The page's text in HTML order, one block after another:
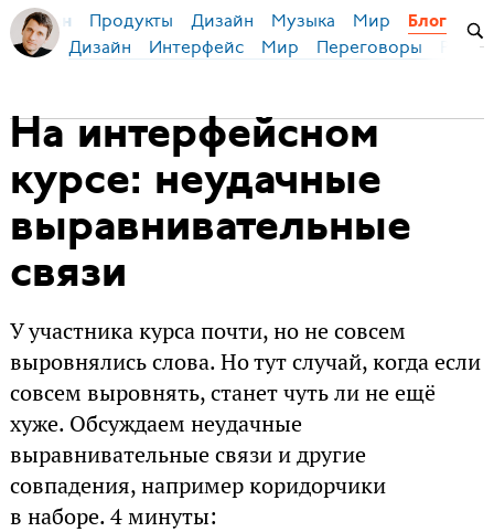
Бирман Продукты Дизайн Музыка Мир Блог
Дизайн Интерфейс Мир Переговоры
На интерфейсном
курсе: неудачные
выравнивательные
связи
У участника курса почти, но не совсем
выровнялись слова. Но тут случай, когда если
совсем выровнять, станет чуть ли не ещё
хуже. Обсуждаем неудачные
выравнивательные связи и другие
совпадения, например коридорчики
в наборе. 4 минуты: